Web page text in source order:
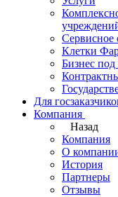
Сервисное
Клетки
Бизнес
Для
Компания
Назад
Компания
О
История
Партнеры
Отзывы